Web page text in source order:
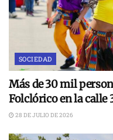
SOCIEDAD
Más de 30 mil
Folclórico en la calle
28 DE JULIO DE 2026